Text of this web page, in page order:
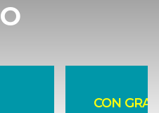
CON